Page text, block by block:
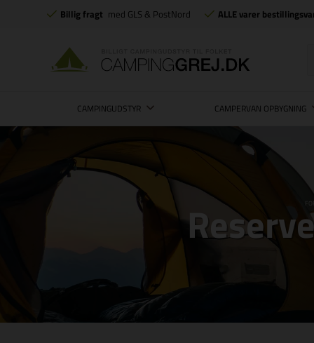
Billig fragt med GLS & PostNord ALLE varer
CAMPINGUDSTYR CAMPERVAN OPBYGNING